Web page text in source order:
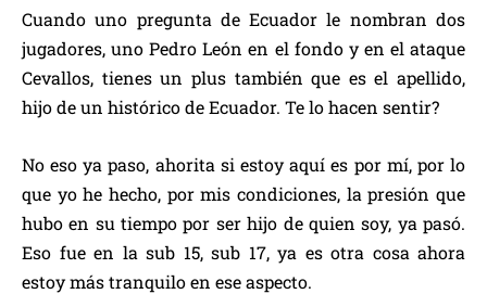
Cuando uno pregunta de Ecuador le nombran dos
jugadores, uno Pedro León en el fondo y en el ataque
Cevallos, tienes un plus también que es el apellido,
hijo de un histórico de Ecuador. Te lo hacen sentir?
No eso ya paso, ahorita si estoy aquí es por mí, por lo
que yo he hecho, por mis condiciones, la presión que
hubo en su tiempo por ser hijo de quien soy, ya pasó.
Eso fue en la sub 15, sub 17, ya es otra cosa ahora
estoy más tranquilo en ese aspecto.